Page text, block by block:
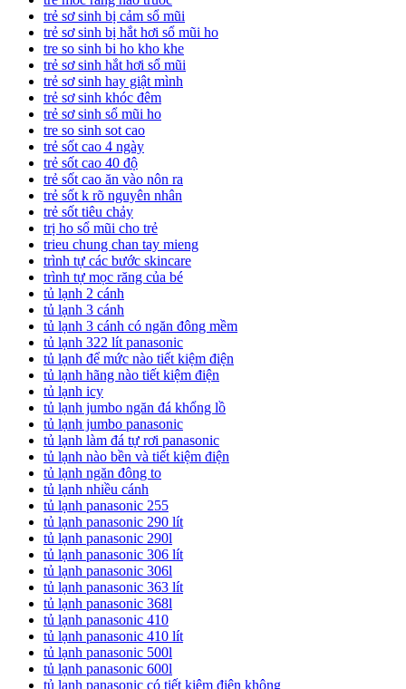
trẻ sơ sinh bị cảm sổ mũi
trẻ sơ sinh bị hắt hơi sổ mũi ho
tre so sinh bi ho kho khe
trẻ sơ sinh hắt hơi sổ mũi
trẻ sơ sinh hay giật mình
trẻ sơ sinh khóc đêm
trẻ sơ sinh sổ mũi ho
tre so sinh sot cao
trẻ sốt cao 4 ngày
trẻ sốt cao 40 độ
trẻ sốt cao ăn vào nôn ra
trẻ sốt k rõ nguyên nhân
trẻ sốt tiêu chảy
trị ho sổ mũi cho trẻ
trieu chung chan tay mieng
trình tự các bước skincare
trình tự mọc răng của bé
tủ lạnh 2 cánh
tủ lạnh 3 cánh
tủ lạnh 3 cánh có ngăn đông mềm
tủ lạnh 322 lít panasonic
tủ lạnh để mức nào tiết kiệm điện
tủ lạnh hãng nào tiết kiệm điện
tủ lạnh icy
tủ lạnh jumbo ngăn đá khổng lồ
tủ lạnh jumbo panasonic
tủ lạnh làm đá tự rơi panasonic
tủ lạnh nào bền và tiết kiệm điện
tủ lạnh ngăn đông to
tủ lạnh nhiều cánh
tủ lạnh panasonic 255
tủ lạnh panasonic 290 lít
tủ lạnh panasonic 290l
tủ lạnh panasonic 306 lít
tủ lạnh panasonic 306l
tủ lạnh panasonic 363 lít
tủ lạnh panasonic 368l
tủ lạnh panasonic 410
tủ lạnh panasonic 410 lít
tủ lạnh panasonic 500l
tủ lạnh panasonic 600l
tủ lạnh panasonic có tiết kiệm điện không